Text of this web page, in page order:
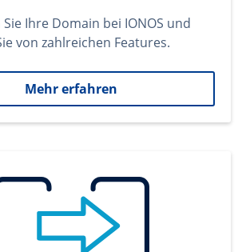
Ihre Domain bei IONOS und
von zahlreichen Features.
Mehr erfahren